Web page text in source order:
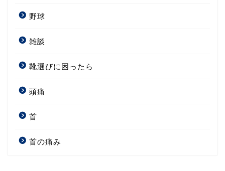
野球
雑談
靴選びに困ったら
頭痛
首
首の痛み